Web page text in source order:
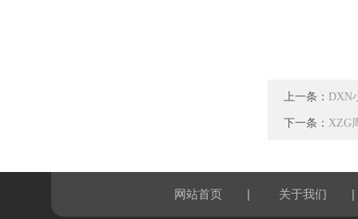
上一条： DXN
下一条： XZG
网站首页 | 关于我们 |